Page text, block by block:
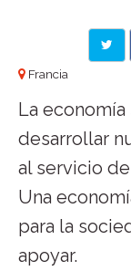
Francia
La
desarrollar
al servicio
Una
para la
apoyar.